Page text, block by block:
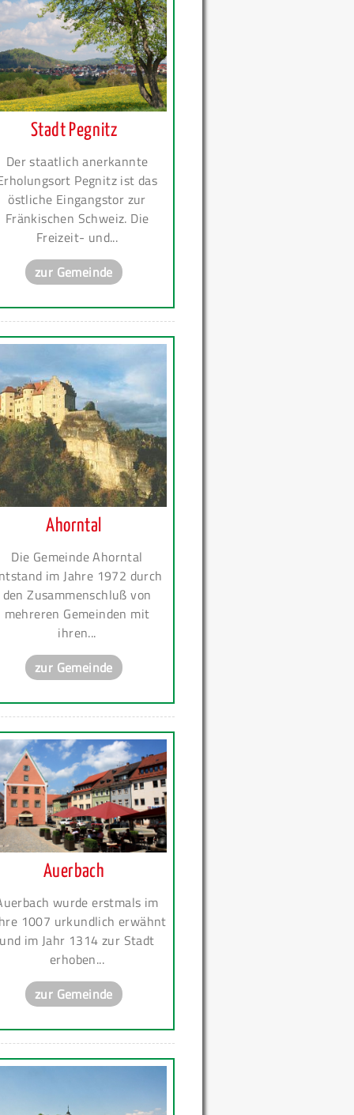
Stadt Pegnitz
Der staatlich anerkannte
Pegnitz ist das
östliche Eingangstor zur
Fränkischen Schweiz. Die
Freizeit- und...
zur Gemeinde
Ahorntal
Die Gemeinde Ahorntal
im Jahre 1972 durch
den Zusammenschluß von
mehreren Gemeinden mit
ihren...
zur Gemeinde
Auerbach
wurde erstmals im
1007 urkundlich erwähnt
und im Jahr 1314 zur Stadt
erhoben...
zur Gemeinde